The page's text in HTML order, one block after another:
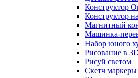
Конструктор
Конструктор
Магнитный
Машинка-
Набор юного
Рисование в
Рисуй светом
Скетч маркеры